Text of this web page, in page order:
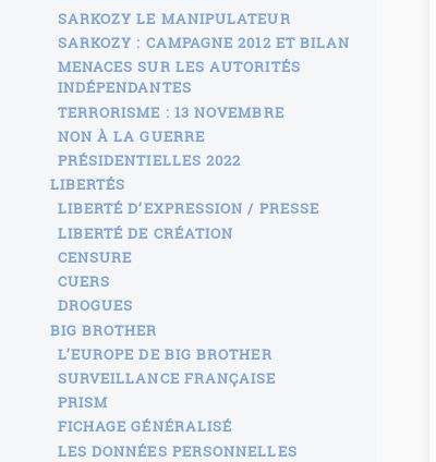
SARKOZY LE MANIPULATEUR
SARKOZY : CAMPAGNE 2012 ET BILAN
MENACES SUR LES AUTORITÉS
INDÉPENDANTES
TERRORISME : 13 NOVEMBRE
NON À LA GUERRE
PRÉSIDENTIELLES 2022
LIBERTÉS
LIBERTÉ D’EXPRESSION / PRESSE
LIBERTÉ DE CRÉATION
CENSURE
CUERS
DROGUES
BIG BROTHER
L’EUROPE DE BIG BROTHER
SURVEILLANCE FRANÇAISE
PRISM
FICHAGE GÉNÉRALISÉ
LES DONNÉES PERSONNELLES